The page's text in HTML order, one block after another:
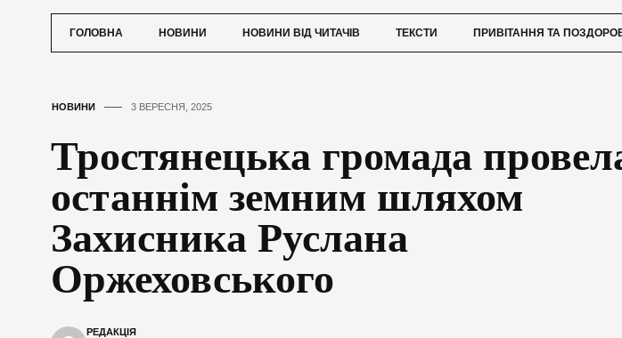
ГОЛОВНА НОВИНИ НОВИНИ ВІД ЧИТАЧІВ ТЕКСТИ ПРИВІТАННЯ ТА
НОВИНИ 3 ВЕРЕСНЯ, 2025
Тростянецька громада
останнім земним шляхом
Захисника Руслана
Оржеховського
РЕДАКЦІЯ